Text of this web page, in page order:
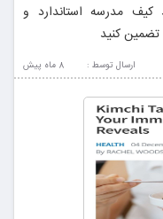
کیف مدرسه استاندارد و
تضمین کنید
8 ماه پيش ارسال توسط :